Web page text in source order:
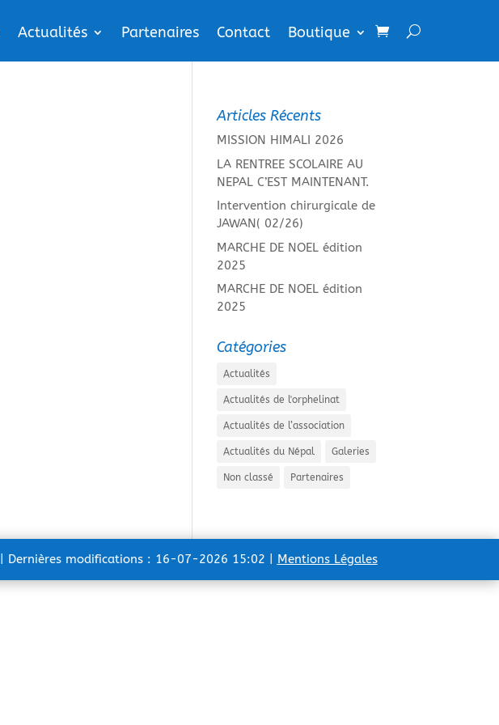
Actualités Partenaires Contact Boutique
Articles Récents
MISSION HIMALI 2026
LA RENTREE SCOLAIRE AU
NEPAL C’EST MAINTENANT.
Intervention chirurgicale de
JAWAN( 02/26)
MARCHE DE NOEL édition
2025
MARCHE DE NOEL édition
2025
Catégories
Actualités
Actualités de l'orphelinat
Actualités de l’association
Actualités du Népal Galeries
Non classé Partenaires
| Dernières modifications : 16-07-2026 15:02 | Mentions Légales